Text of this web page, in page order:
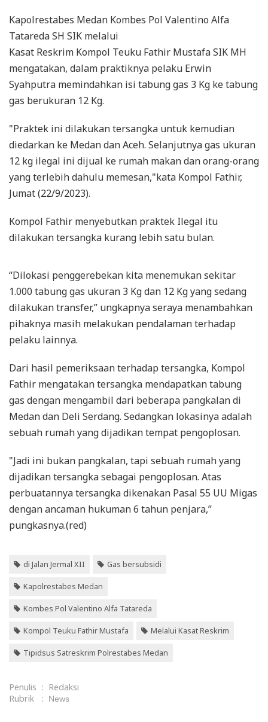
Kapolrestabes Medan Kombes Pol Valentino Alfa
Tatareda SH SIK melalui
Kasat Reskrim Kompol Teuku Fathir Mustafa SIK MH
mengatakan, dalam praktiknya pelaku Erwin
Syahputra memindahkan isi tabung gas 3 Kg ke tabung
gas berukuran 12 Kg.
"Praktek ini dilakukan tersangka untuk kemudian
diedarkan ke Medan dan Aceh. Selanjutnya gas ukuran
12 kg ilegal ini dijual ke rumah makan dan orang-orang
yang terlebih dahulu memesan,"kata Kompol Fathir,
Jumat (22/9/2023).
Kompol Fathir menyebutkan praktek Ilegal itu
dilakukan tersangka kurang lebih satu bulan.
“Dilokasi penggerebekan kita menemukan sekitar
1.000 tabung gas ukuran 3 Kg dan 12 Kg yang sedang
dilakukan transfer,” ungkapnya seraya menambahkan
pihaknya masih melakukan pendalaman terhadap
pelaku lainnya.
Dari hasil pemeriksaan terhadap tersangka, Kompol
Fathir mengatakan tersangka mendapatkan tabung
gas dengan mengambil dari beberapa pangkalan di
Medan dan Deli Serdang. Sedangkan lokasinya adalah
sebuah rumah yang dijadikan tempat pengoplosan.
"Jadi ini bukan pangkalan, tapi sebuah rumah yang
dijadikan tersangka sebagai pengoplosan. Atas
perbuatannya tersangka dikenakan Pasal 55 UU Migas
dengan ancaman hukuman 6 tahun penjara,”
pungkasnya.(red)
di Jalan Jermal XII Gas bersubsidi
Kapolrestabes Medan
Kombes Pol Valentino Alfa Tatareda
Kompol Teuku Fathir Mustafa Melalui Kasat Reskrim
Tipidsus Satreskrim Polrestabes Medan
Penulis : Redaksi
Rubrik
: News